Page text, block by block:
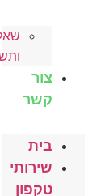
צור
קשר
בית
שירותי
טקפון